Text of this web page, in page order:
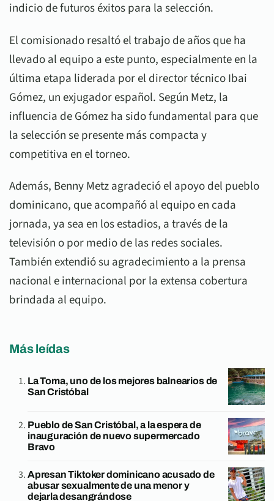
indicio de futuros éxitos para la selección.
El comisionado resaltó el trabajo de años que ha
llevado al equipo a este punto, especialmente en la
última etapa liderada por el director técnico Ibai
Gómez, un exjugador español. Según Metz, la
influencia de Gómez ha sido fundamental para que
la selección se presente más compacta y
competitiva en el torneo.
Además, Benny Metz agradeció el apoyo del pueblo
dominicano, que acompañó al equipo en cada
jornada, ya sea en los estadios, a través de la
televisión o por medio de las redes sociales.
También extendió su agradecimiento a la prensa
nacional e internacional por la extensa cobertura
brindada al equipo.
Más leídas
La Toma, uno de los mejores balnearios de
San Cristóbal
Pueblo de San Cristóbal, a la espera de
inauguración de nuevo supermercado
Bravo
Apresan Tiktoker dominicano acusado de
abusar sexualmente de una menor y
dejarla desangrándose